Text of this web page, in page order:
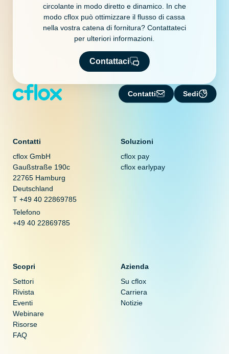
circolante in modo diretto e dinamico. In che
modo cflox può ottimizzare il flusso di cassa
nella vostra catena di fornitura? Contattateci
per ulteriori informazioni.
Contattaci
Contatti Sedi
Contatti
cflox GmbH
Gaußstraße 190c
22765 Hamburg
Deutschland
T +49 40 22869785
Telefono
+49 40 22869785
Soluzioni
cflox pay
cflox earlypay
Scopri
Settori
Rivista
Eventi
Webinare
Risorse
FAQ
Azienda
Su cflox
Carriera
Notizie